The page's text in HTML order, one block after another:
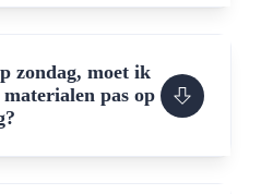
zondag, moet ik
pas op